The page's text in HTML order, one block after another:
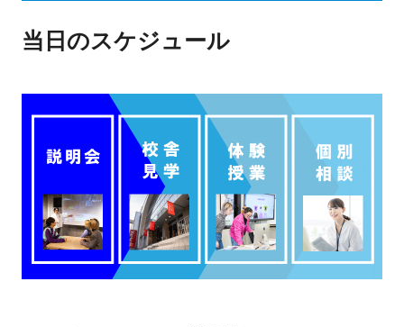
当日のスケジュール